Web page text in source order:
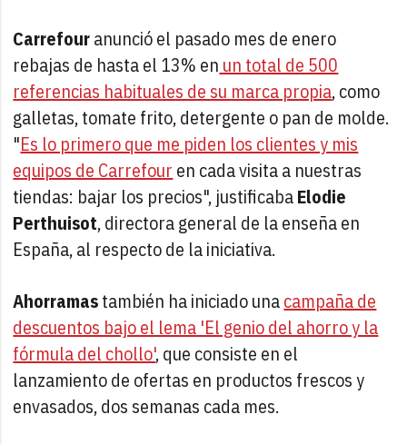
Carrefouranunció el pasado mes de enero
rebajas de hasta el 13% en un total de 500
referencias habituales de su marca propia, como
galletas, tomate frito, detergente o pan de molde.
"Es lo primero que me piden los clientes y mis
equipos de Carrefour en cada visita a nuestras
tiendas: bajar los precios", justificabaElodie
Perthuisot, directora general de la enseña en
España, al respecto de la iniciativa.
Ahorramastambién ha iniciado unacampaña de
descuentos bajo el lema 'El genio del ahorro y la
fórmula del chollo', que consiste en el
lanzamiento de ofertas en productos frescos y
envasados, dos semanas cada mes.